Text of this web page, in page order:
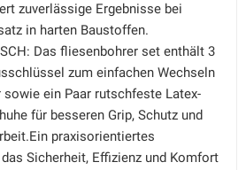
zuverlässige Ergebnisse bei
in harten Baustoffen.
Das fliesenbohrer set enthält 3
zum einfachen Wechseln
sowie ein Paar rutschfeste Latex-
für besseren Grip, Schutz und
praxisorientiertes
Sicherheit, Effizienz und Komfort